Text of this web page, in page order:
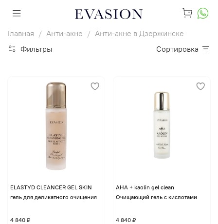
Главная Анти-акне
Анти-акне в Дзержинске
Фильтры
Сортировка
ELASTYD CLEANCER GEL SKIN
гель для деликатного очищения
4 840 ₽
AHA + kaolin gel clean
Очищающий гель с кислотами
4 840 ₽